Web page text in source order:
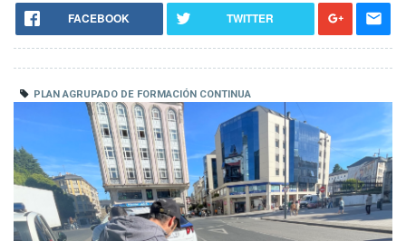
FACEBOOK TWITTER
PLAN AGRUPADO DE FORMACIÓN CONTINUA